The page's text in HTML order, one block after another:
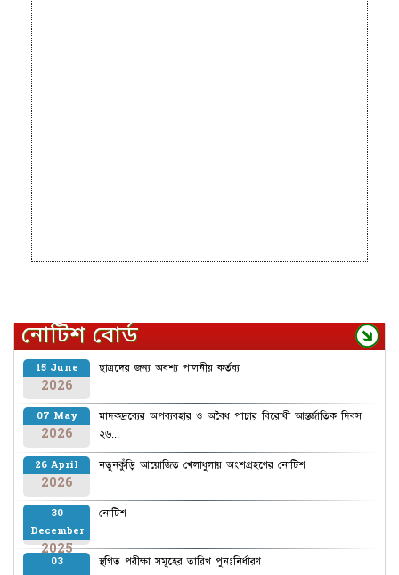
নোটিশ বোর্ড
15 June
2026
ছাত্রদের জন্য অবশ্য পালনীয় কর্তব্য
07 May
2026
মাদকদ্রব্যের অপব্যবহার ও অবৈধ পাচার বিরোধী আন্তর্জাতিক দিবস
২৬...
26 April
2026
নতুনকুঁড়ি আয়োজিত খেলাধুলায় অংশগ্রহণের নোটিশ
30
December
2025
নোটিশ
03
স্থগিত পরীক্ষা সমূহের তারিখ পুনঃনির্ধারণ